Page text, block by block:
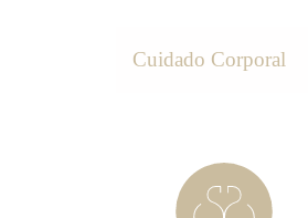
Cuidado Corporal